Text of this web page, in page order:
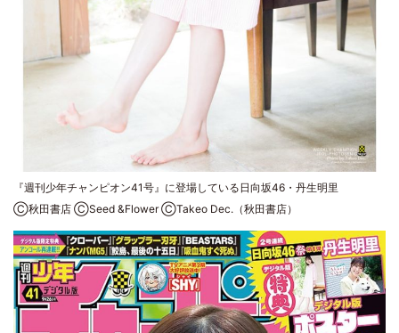
『週刊少年チャンピオン41号』に登場している日向坂46・丹生明里
Ⓒ秋田書店 ⒸSeed &Flower ⒸTakeo Dec.（秋田書店）